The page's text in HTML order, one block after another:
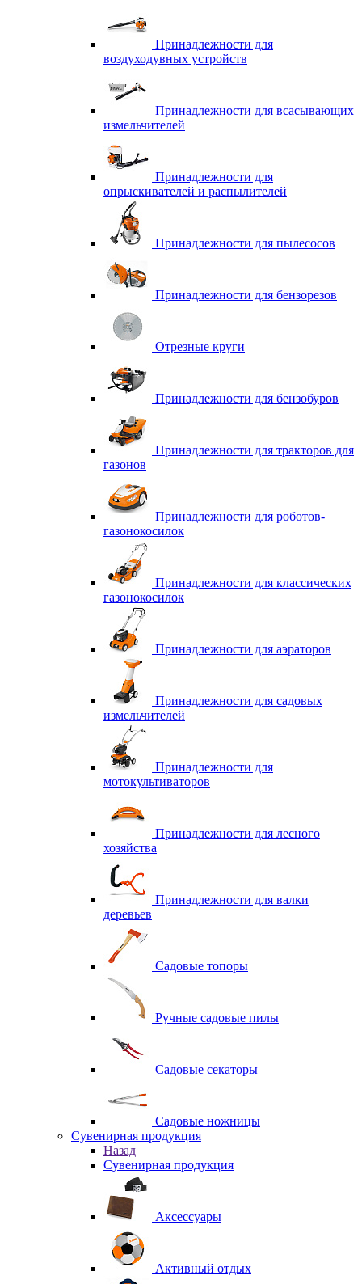
Принадлежности для
воздуходувных устройств
Принадлежности для всасывающих
измельчителей
Принадлежности для
опрыскивателей и распылителей
Принадлежности для пылесосов
Принадлежности для бензорезов
Отрезные круги
Принадлежности для бензобуров
Принадлежности для тракторов для
газонов
Принадлежности для роботов-
газонокосилок
Принадлежности для классических
газонокосилок
Принадлежности для аэраторов
Принадлежности для садовых
измельчителей
Принадлежности для
мотокультиваторов
Принадлежности для лесного
хозяйства
Принадлежности для валки
деревьев
Садовые топоры
Ручные садовые пилы
Садовые секаторы
Садовые ножницы
Сувенирная продукция
Назад
Сувенирная продукция
Аксессуары
Активный отдых